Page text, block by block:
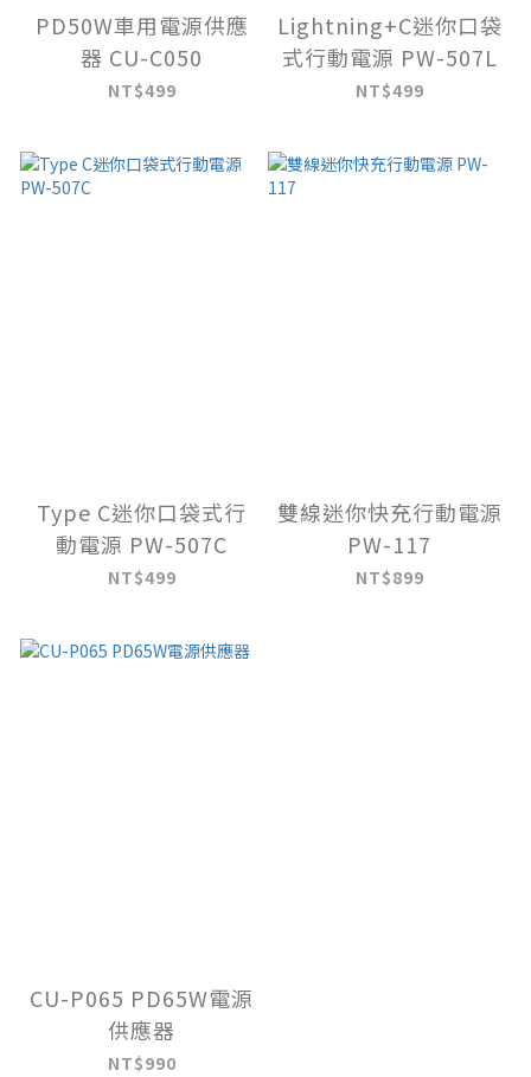
PD50W車用電源供應
器 CU-C050
NT$499
Lightning+C迷你口袋
式行動電源 PW-507L
NT$499
Type C迷你口袋式行
動電源 PW-507C
NT$499
雙線迷你快充行動電源
PW-117
NT$899
CU-P065 PD65W電源
供應器
NT$990